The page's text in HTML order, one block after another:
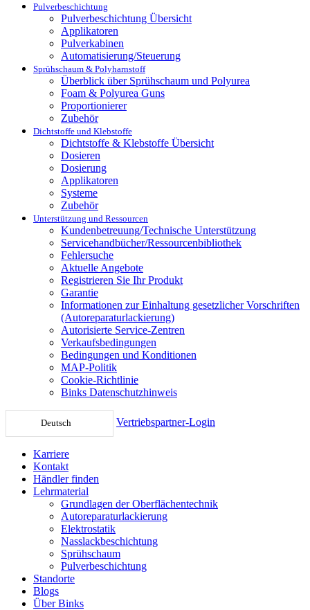
Pulverbeschichtung
Pulverbeschichtung Übersicht
Applikatoren
Pulverkabinen
Automatisierung/Steuerung
Sprühschaum & Polyharnstoff
Überblick über Sprühschaum und Polyurea
Foam & Polyurea Guns
Proportionierer
Zubehör
Dichtstoffe und Klebstoffe
Dichtstoffe & Klebstoffe Übersicht
Dosieren
Dosierung
Applikatoren
Systeme
Zubehör
Unterstützung und Ressourcen
Kundenbetreuung/Technische Unterstützung
Servicehandbücher/Ressourcenbibliothek
Fehlersuche
Aktuelle Angebote
Registrieren Sie Ihr Produkt
Garantie
Informationen zur Einhaltung gesetzlicher Vorschriften
(Autoreparaturlackierung)
Autorisierte Service-Zentren
Verkaufsbedingungen
Bedingungen und Konditionen
MAP-Politik
Cookie-Richtlinie
Binks Datenschutzhinweis
Deutsch Vertriebspartner-Login
Karriere
Kontakt
Händler finden
Lehrmaterial
Grundlagen der Oberflächentechnik
Autoreparaturlackierung
Elektrostatik
Nasslackbeschichtung
Sprühschaum
Pulverbeschichtung
Standorte
Blogs
Über Binks